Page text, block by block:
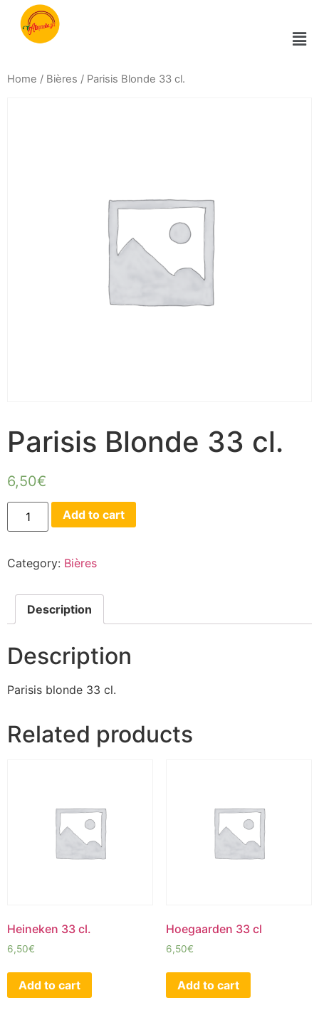
Home / Bières / Parisis Blonde 33 cl.
Parisis Blonde 33 cl.
6,50€
Add to cart
Category: Bières
Description
Description
Parisis blonde 33 cl.
Related products
Heineken 33 cl.
6,50€
Add to cart
Hoegaarden 33 cl
6,50€
Add to cart